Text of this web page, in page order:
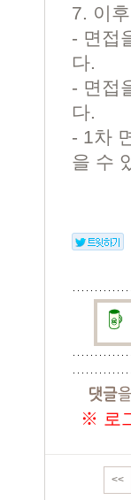
7. 이
- 면접
다.
- 면접
다.
- 1차
을 수
※ 로
<<